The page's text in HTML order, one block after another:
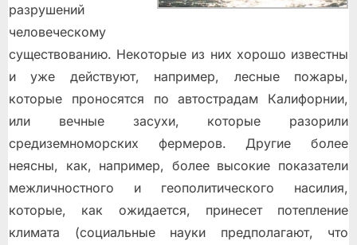
разрушений
человеческому
существованию. Некоторые из них хорошо известны
и уже действуют, например, лесные пожары,
которые проносятся по автострадам Калифорнии,
или вечные засухи, которые разорили
средиземноморских фермеров. Другие более
неясны, как, например, более высокие показатели
межличностного и геополитического насилия,
которые, как ожидается, принесет потепление
климата (социальные науки предполагают, что